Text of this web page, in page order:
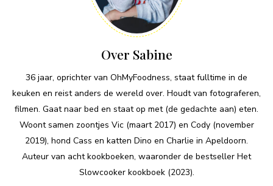
Over Sabine
36 jaar, oprichter van OhMyFoodness, staat fulltime in de
keuken en reist anders de wereld over. Houdt van fotograferen,
filmen. Gaat naar bed en staat op met (de gedachte aan) eten.
Woont samen zoontjes Vic (maart 2017) en Cody (november
2019), hond Cass en katten Dino en Charlie in Apeldoorn.
Auteur van acht kookboeken, waaronder de bestseller Het
Slowcooker kookboek (2023).